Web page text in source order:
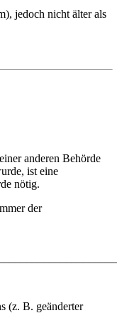
jedoch nicht älter als
anderen Behörde
ist eine
nötig.
der
(z. B. geänderter